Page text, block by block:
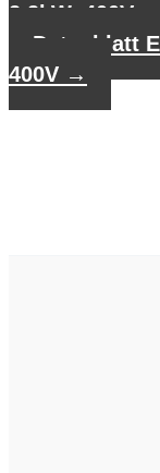
2,2kW, 400V
Datenblatt
400V →